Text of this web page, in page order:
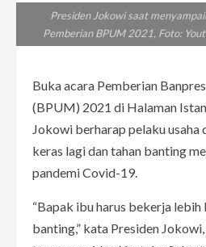
Presiden Jokowi saat
Pemberian BPUM 2021, Foto:
Buka acara Pemberian
(BPUM) 2021 di Halaman
Jokowi berharap pelaku
keras lagi dan tahan banting
pandemi Covid-19.
“Bapak ibu harus bekerja lebih
banting,” kata Presiden